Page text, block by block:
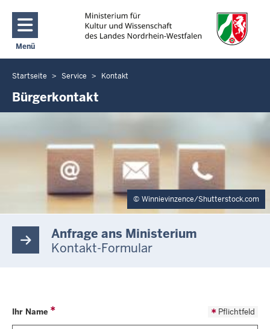
Direkt zum Inhalt
Menü
Navigation aktivieren/deaktivieren: Main Menu
Sie
befinden
Startseite Service Kontakt
Bürgerkontakt
Winnievinzence/Shutterstock.com
Anfrage ans Ministerium
Kontakt-Formular
Pflichtfeld
Ihr Name